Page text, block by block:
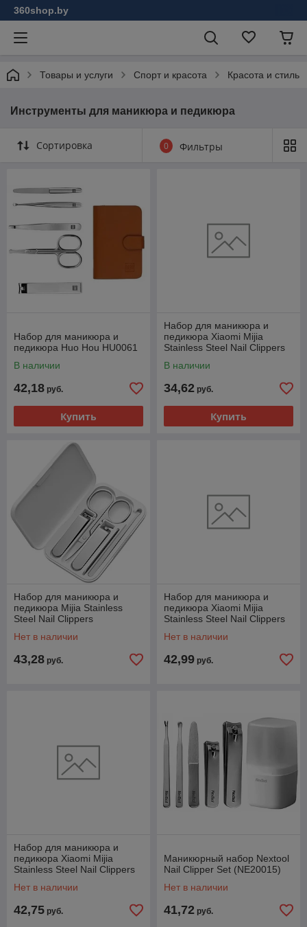
360shop.by
Товары и услуги Спорт и красота Красота и стиль
Инструменты для маникюра и педикюра
Сортировка 0 Фильтры
Набор для маникюра и
педикюра Huo Hou HU0061
В наличии
42,18 руб.
Купить
Набор для маникюра и
педикюра Xiaomi Mijia
Stainless Steel Nail Clippers
В наличии
34,62 руб.
Купить
Набор для маникюра и
педикюра Mijia Stainless
Steel Nail Clippers
Нет в наличии
43,28 руб.
Набор для маникюра и
педикюра Xiaomi Mijia
Stainless Steel Nail Clippers
Нет в наличии
42,99 руб.
Набор для маникюра и
педикюра Xiaomi Mijia
Stainless Steel Nail Clippers
Нет в наличии
42,75 руб.
Маникюрный набор Nextool
Nail Clipper Set (NE20015)
Нет в наличии
41,72 руб.